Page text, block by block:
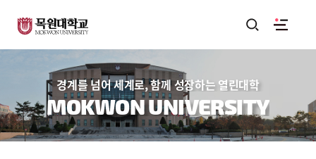
경계를 넘어 세계로, 함께 성장하는 열린대학
MOKWON UNIVERSITY